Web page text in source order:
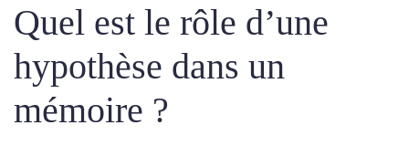
Quel est le rôle d’une
hypothèse dans un
mémoire ?